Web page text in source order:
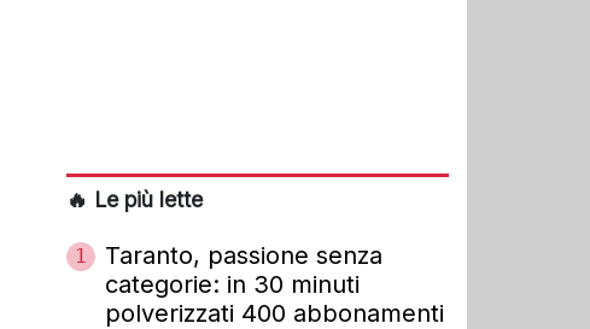
🔥 Le più lette
1
Taranto, passione senza
categorie: in 30 minuti
polverizzati 400 abbonamenti